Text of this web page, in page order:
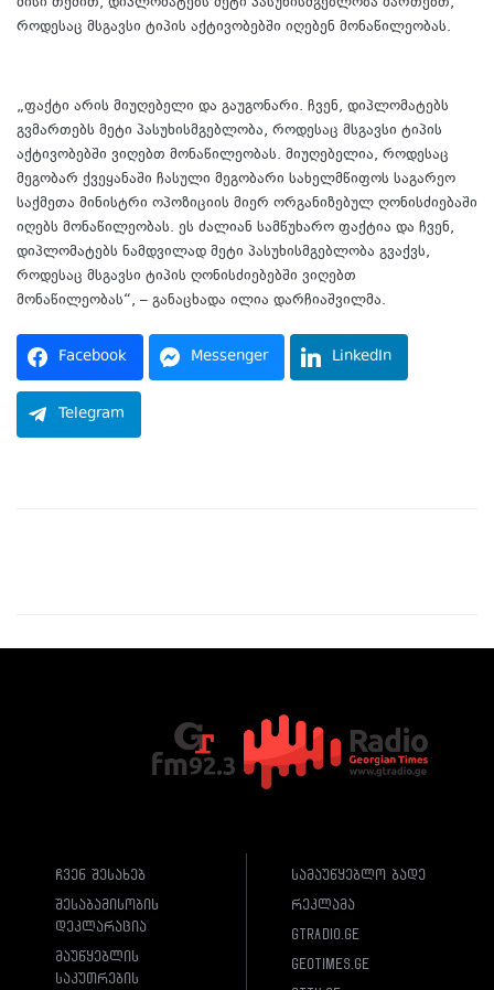
როდესაც მსგავსი ტიპის აქტივობებში იღებენ მონაწილეობას.
„ფაქტი არის მიუღებელი და გაუგონარი. ჩვენ, დიპლომატებს
გვმართებს მეტი პასუხისმგებლობა, როდესაც მსგავსი ტიპის
აქტივობებში ვიღებთ მონაწილეობას. მიუღებელია, როდესაც
მეგობარ ქვეყანაში ჩასული მეგობარი სახელმწიფოს საგარეო
საქმეთა მინისტრი ოპოზიციის მიერ ორგანიზებულ ღონისძიებაში
იღებს მონაწილეობას. ეს ძალიან სამწუხარო ფაქტია და ჩვენ,
დიპლომატებს ნამდვილად მეტი პასუხისმგებლობა გვაქვს,
როდესაც მსგავსი ტიპის ღონისძიებებში ვიღებთ
მონაწილეობას“, – განაცხადა ილია დარჩიაშვილმა.
Facebook Messenger LinkedIn
Telegram
ჩვენ შესახებ
შესაბამისობის
დეკლარაცია
მაუწყებლის
საკუთრების
სამაუწყებლო ბადე
რეკლამა
gtradio.ge
geotimes.ge